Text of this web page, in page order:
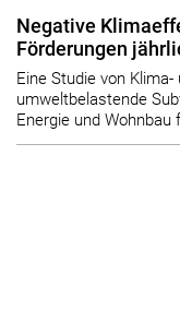
Negative
Förderungen
Eine Studie von
umweltbelastende
Energie und Wohnbau